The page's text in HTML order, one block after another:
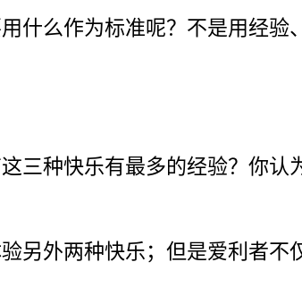
什么作为标准呢？不是用经
三种快乐有最多的经验？你
另外两种快乐；但是爱利者